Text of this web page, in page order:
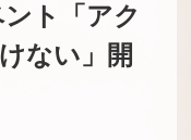
ト「アク
ない」開